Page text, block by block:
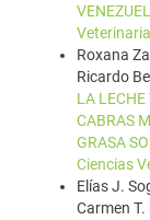
Roxana
Ricardo
LA LECHE
CABRAS
GRASA
Ciencias
Elías J.
Carmen T.